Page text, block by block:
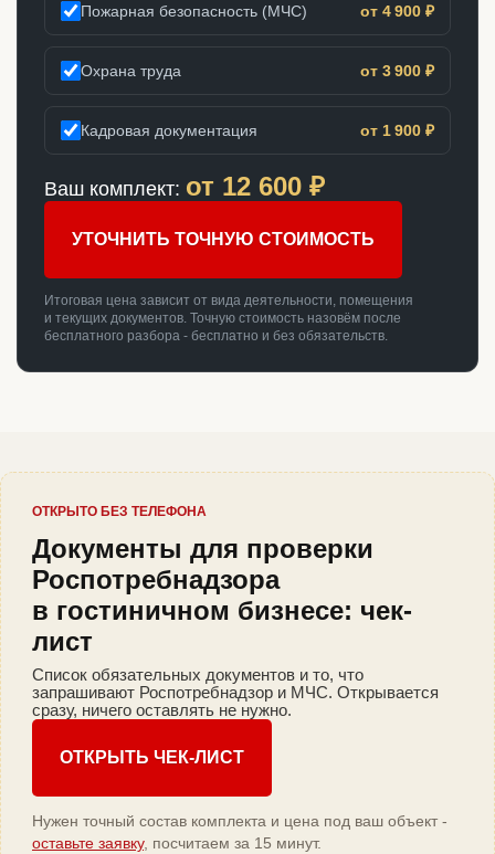
Пожарная безопасность (МЧС) от 4 900 ₽
Охрана труда от 3 900 ₽
Кадровая документация от 1 900 ₽
Ваш комплект: от 12 600 ₽
УТОЧНИТЬ ТОЧНУЮ СТОИМОСТЬ
Итоговая цена зависит от вида деятельности, помещения
и текущих документов. Точную стоимость назовём после
бесплатного разбора - бесплатно и без обязательств.
ОТКРЫТО БЕЗ ТЕЛЕФОНА
Документы для проверки
Роспотребнадзора
в гостиничном бизнесе: чек-
лист
Список обязательных документов и то, что
запрашивают Роспотребнадзор и МЧС. Открывается
сразу, ничего оставлять не нужно.
ОТКРЫТЬ ЧЕК-ЛИСТ
Нужен точный состав комплекта и цена под ваш объект -
оставьте заявку, посчитаем за 15 минут.